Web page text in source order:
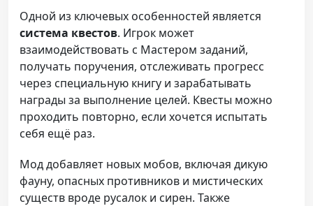
Одной из ключевых особенностей является
система квестов. Игрок может
взаимодействовать с Мастером заданий,
получать поручения, отслеживать прогресс
через специальную книгу и зарабатывать
награды за выполнение целей. Квесты можно
проходить повторно, если хочется испытать
себя ещё раз.
Мод добавляет новых мобов, включая дикую
фауну, опасных противников и мистических
существ вроде русалок и сирен. Также